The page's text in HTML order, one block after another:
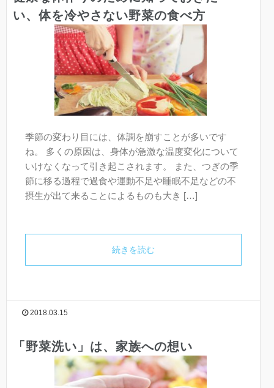
い、体を冷やさない野菜の食べ方
季節の変わり目には、体調を崩すことが多いです
ね。 多くの原因は、身体が急激な温度変化について
いけなくなって引き起こされます。 また、つぎの季
節に移る過程で過食や運動不足や睡眠不足などの不
摂生が出て来ることによるものも大き […]
続きを読む
2018.03.15
「野菜洗い」は、家族への想い